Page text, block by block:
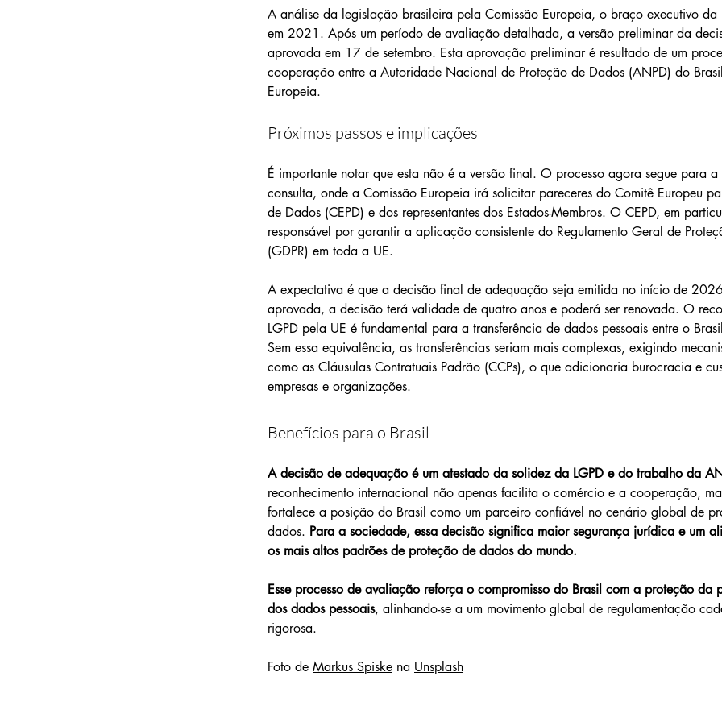
A análise da legislação brasileira pela Comissão Europeia, o braço executivo
em 2021. Após um período de avaliação detalhada, a versão preliminar da
aprovada em 17 de setembro. Esta aprovação preliminar é resultado de um
cooperação entre a Autoridade Nacional de Proteção de Dados (ANPD) do
Europeia.
Próximos passos e implicações
É importante notar que esta não é a versão final. O processo agora segue para
consulta, onde a Comissão Europeia irá solicitar pareceres do Comitê Europeu
de Dados (CEPD) e dos representantes dos Estados-Membros. O CEPD, em
responsável por garantir a aplicação consistente do Regulamento Geral de
(GDPR) em toda a UE.
A expectativa é que a decisão final de adequação seja emitida no início de
aprovada, a decisão terá validade de quatro anos e poderá ser renovada. O
LGPD pela UE é fundamental para a transferência de dados pessoais entre o
Sem essa equivalência, as transferências seriam mais complexas, exigindo
como as Cláusulas Contratuais Padrão (CCPs), o que adicionaria burocracia e
empresas e organizações.
Benefícios para o Brasil
A decisão de adequação é um atestado da solidez da LGPD e do trabalho da
reconhecimento internacional não apenas facilita o comércio e a cooperação,
fortalece a posição do Brasil como um parceiro confiável no cenário global de
dados. Para a sociedade, essa decisão significa maior segurança jurídica e um
os mais altos padrões de proteção de dados do mundo.
Esse processo de avaliação reforça o compromisso do Brasil com a proteção
dos dados pessoais, alinhando-se a um movimento global de regulamentação
rigorosa.
Foto de Markus Spiske na Unsplash